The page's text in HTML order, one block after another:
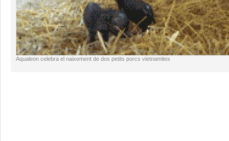
Aqualeon celebra el naixement de dos petits porcs vietnamites